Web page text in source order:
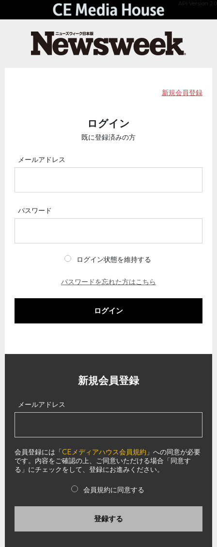
API Version 2.0
新規会員登録
ログイン
既に登録済みの方
メールアドレス
パスワード
ログイン状態を維持する
パスワードを忘れた方はこちら
ログイン
新規会員登録
メールアドレス
会員登録には「CEメディアハウス会員規約 」への同意が必要
です。内容をご確認の上、ご同意いただける場合「同意す
る」にチェックをして、登録にお進みください。
会員規約に同意する
登録する